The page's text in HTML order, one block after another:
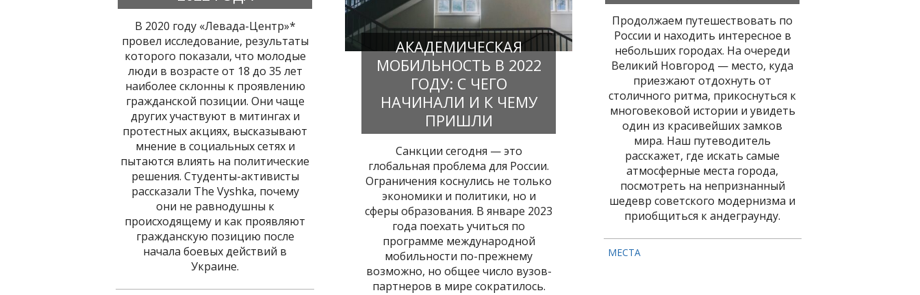
В 2020 году «Левада-Центр»*
провел исследование, результаты
которого показали, что молодые
люди в возрасте от 18 до 35 лет
наиболее склонны к проявлению
гражданской позиции. Они чаще
других участвуют в митингах и
протестных акциях, высказывают
мнение в социальных сетях и
пытаются влиять на политические
решения. Студенты-активисты
рассказали The Vyshka, почему
они не равнодушны к
происходящему и как проявляют
гражданскую позицию после
начала боевых действий в
Украине.
АКАДЕМИЧЕСКАЯ
МОБИЛЬНОСТЬ В 2022
ГОДУ: С ЧЕГО
НАЧИНАЛИ И К ЧЕМУ
ПРИШЛИ
Санкции сегодня — это
глобальная проблема для России.
Ограничения коснулись не только
экономики и политики, но и
сферы образования. В январе 2023
года поехать учиться по
программе международной
мобильности по-прежнему
возможно, но общее число вузов-
партнеров в мире сократилось.
Продолжаем путешествовать по
России и находить интересное в
небольших городах. На очереди
Великий Новгород — место, куда
приезжают отдохнуть от
столичного ритма, прикоснуться к
многовековой истории и увидеть
один из красивейших замков
мира. Наш путеводитель
расскажет, где искать самые
атмосферные места города,
посмотреть на непризнанный
шедевр советского модернизма и
приобщиться к андеграунду.
МЕСТА